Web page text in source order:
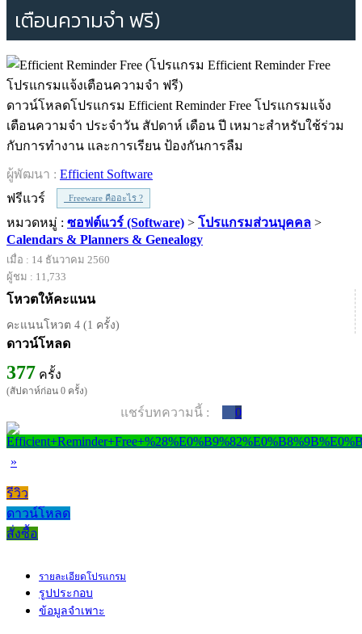
เตือนความจำ ฟรี)
ดาวน์โหลดโปรแกรม Efficient Reminder Free โปรแกรมแจ้ง
เตือนความจำ ประจำวัน สัปดาห์ เดือน ปี เหมาะสำหรับใช้ร่วม
กับการทำงาน และการเรียน ป้องกันการลืม
ผู้พัฒนา : Efficient Software
ฟรีแวร์
Freeware คืออะไร ?
หมวดหมู่ : ซอฟต์แวร์ (Software) > โปรแกรมส่วนบุคคล >
Calendars & Planners & Genealogy
เมื่อ : 14 ธันวาคม 2560
ผู้ชม : 11,733
โหวตให้คะแนน
คะแนนโหวต 4 (1 ครั้ง)
ดาวน์โหลด
377 ครั้ง
(สัปดาห์ก่อน 0 ครั้ง)
แชร์บทความนี้ : 0
»
รีวิว
ดาวน์โหลด
สั่งซื้อ
รายละเอียดโปรแกรม
รูปประกอบ
ข้อมูลจำเพาะ